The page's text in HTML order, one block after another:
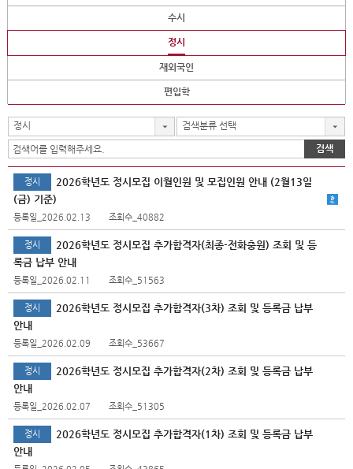
수시
정시
재외국인
편입학
정시 검색분류 선택
검색
정시
2026학년도 정시모집 이월인원 및 모집인원 안내 (2월13일
(금) 기준)
등록일_2026.02.13 조회수_40882
정시
2026학년도 정시모집 추가합격자(최종-전화충원) 조회 및 등
록금 납부 안내
등록일_2026.02.11 조회수_51563
정시
2026학년도 정시모집 추가합격자(3차) 조회 및 등록금 납부
안내
등록일_2026.02.09 조회수_53667
정시
2026학년도 정시모집 추가합격자(2차) 조회 및 등록금 납부
안내
등록일_2026.02.07 조회수_51305
정시
2026학년도 정시모집 추가합격자(1차) 조회 및 등록금 납부
안내